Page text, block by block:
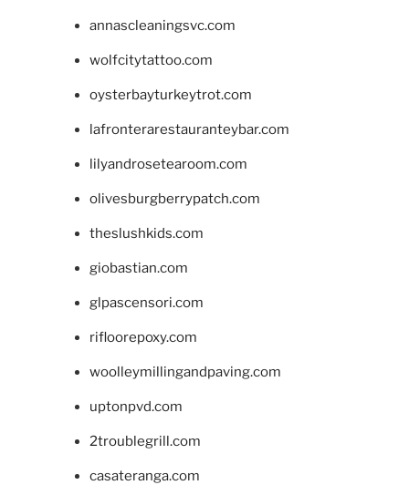
annascleaningsvc.com
wolfcitytattoo.com
oysterbayturkeytrot.com
lafronterarestauranteybar.com
lilyandrosetearoom.com
olivesburgberrypatch.com
theslushkids.com
giobastian.com
glpascensori.com
rifloorepoxy.com
woolleymillingandpaving.com
uptonpvd.com
2troublegrill.com
casateranga.com